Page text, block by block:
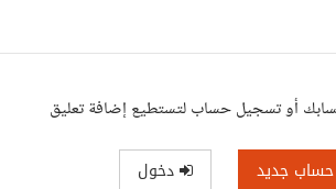
أو تسجيل حساب لتستطيع إضافة تعليق
حساب جديد دخول